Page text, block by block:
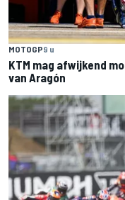
MOTOGP9 u
KTM mag afwijkend
van Aragón